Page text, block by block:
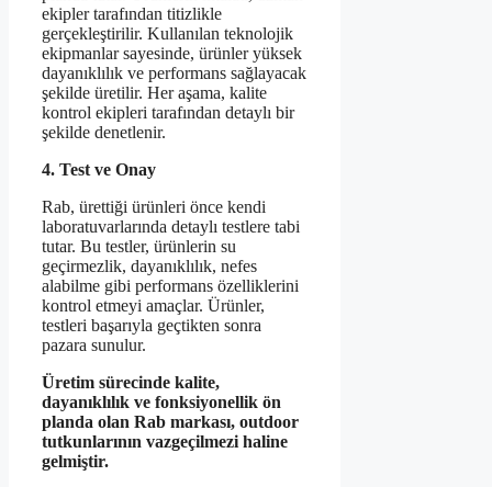
ekipler tarafından titizlikle
gerçekleştirilir. Kullanılan teknolojik
ekipmanlar sayesinde, ürünler yüksek
dayanıklılık ve performans sağlayacak
şekilde üretilir. Her aşama, kalite
kontrol ekipleri tarafından detaylı bir
şekilde denetlenir.
4. Test ve Onay
Rab, ürettiği ürünleri önce kendi
laboratuvarlarında detaylı testlere tabi
tutar. Bu testler, ürünlerin su
geçirmezlik, dayanıklılık, nefes
alabilme gibi performans özelliklerini
kontrol etmeyi amaçlar. Ürünler,
testleri başarıyla geçtikten sonra
pazara sunulur.
Üretim sürecinde kalite,
dayanıklılık ve fonksiyonellik ön
planda olan Rab markası, outdoor
tutkunlarının vazgeçilmezi haline
gelmiştir.